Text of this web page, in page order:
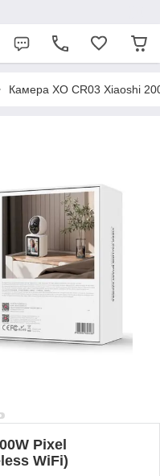
Камера XO CR03 Xiaoshi
Pixel
WiFi)